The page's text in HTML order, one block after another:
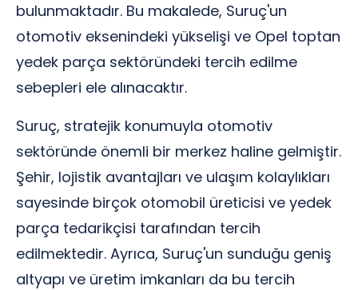
bulunmaktadır. Bu makalede, Suruç'un
otomotiv eksenindeki yükselişi ve Opel toptan
yedek parça sektöründeki tercih edilme
sebepleri ele alınacaktır.
Suruç, stratejik konumuyla otomotiv
sektöründe önemli bir merkez haline gelmiştir.
Şehir, lojistik avantajları ve ulaşım kolaylıkları
sayesinde birçok otomobil üreticisi ve yedek
parça tedarikçisi tarafından tercih
edilmektedir. Ayrıca, Suruç'un sunduğu geniş
altyapı ve üretim imkanları da bu tercih